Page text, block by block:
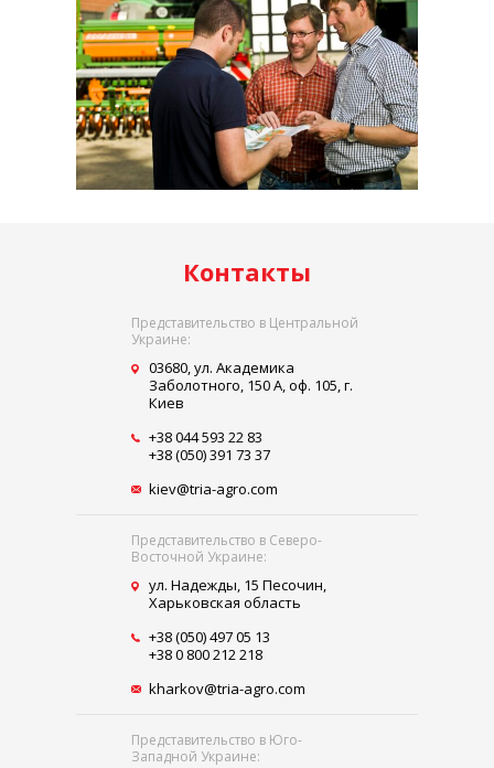
Контакты
Представительство в Центральной
Украине:
03680, ул. Академика
Заболотного, 150 A, оф. 105, г.
Киев
+38 044 593 22 83
+38 (050) 391 73 37
kiev@tria-agro.com
Представительство в Северо-
Восточной Украине:
ул. Надежды, 15 Песочин,
Харьковская область
+38 (050) 497 05 13
+38 0 800 212 218
kharkov@tria-agro.com
Представительство в Юго-
Западной Украине: